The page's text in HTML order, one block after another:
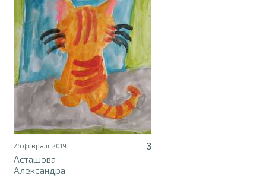
26 февраля 2019
3
Асташова
Александра